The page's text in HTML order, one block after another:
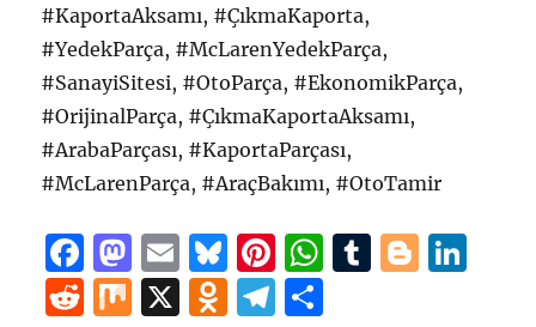
#KaportaAksamı, #ÇıkmaKaporta,
#YedekParça, #McLarenYedekParça,
#SanayiSitesi, #OtoParça, #EkonomikParça,
#OrijinalParça, #ÇıkmaKaportaAksamı,
#ArabaParçası, #KaportaParçası,
#McLarenParça, #AraçBakımı, #OtoTamir
F
a
M
a
E
m
B
lu
Pi
n
W T
B
R
M X
O
T